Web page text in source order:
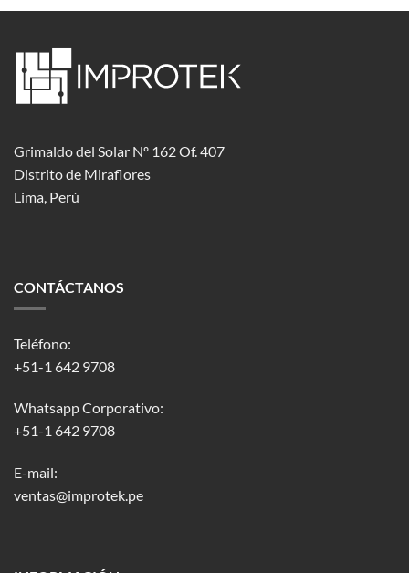
Grimaldo del Solar Nº 162 Of. 407
Distrito de Miraflores
Lima, Perú
CONTÁCTANOS
Teléfono:
+51-1 642 9708
Whatsapp Corporativo:
+51-1 642 9708
E-mail:
ventas@improtek.pe